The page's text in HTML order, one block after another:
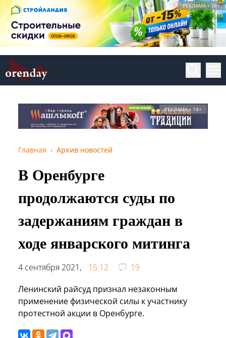
РЕКЛАМА • 18+
РЕКЛАМА • 18+
Главная Архив новостей
В Оренбурге
продолжаются суды по
задержаниям граждан в
ходе январского митинга
4 сентября 2021, 15:12
19
Ленинский райсуд признал незаконным
применение физической силы к участнику
протестной акции в Оренбурге.